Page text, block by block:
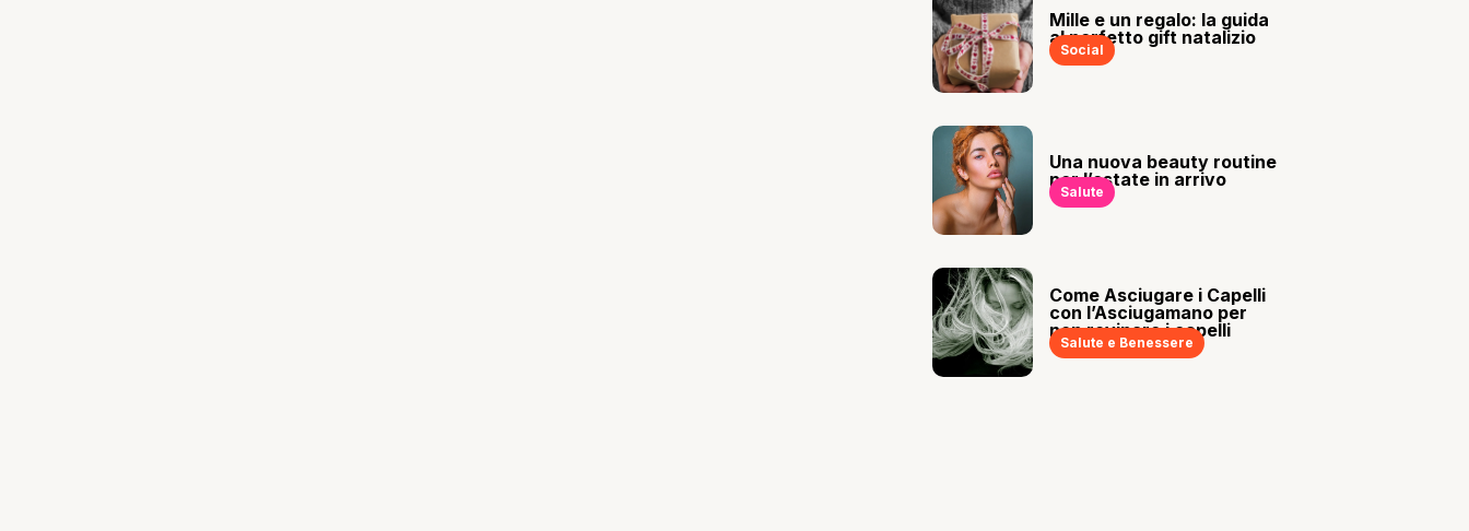
Mille e un regalo: la guida
al perfetto gift natalizio
Social
Una nuova beauty routine
per l’estate in arrivo
Salute
Come Asciugare i Capelli
con l’Asciugamano per
non rovinare i capelli
Salute e Benessere